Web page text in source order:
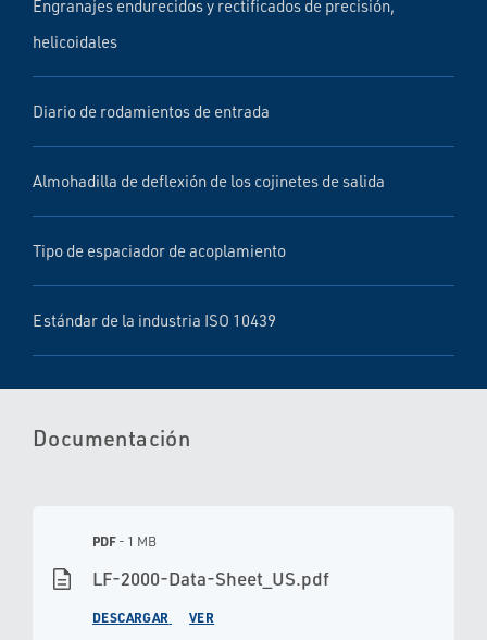
Engranajes endurecidos y rectificados de precisión,
helicoidales
Diario de rodamientos de entrada
Almohadilla de deflexión de los cojinetes de salida
Tipo de espaciador de acoplamiento
Estándar de la industria ISO 10439
Documentación
description
PDF- 1 MB
LF-2000-Data-Sheet_US.pdf
DESCARGAR VER